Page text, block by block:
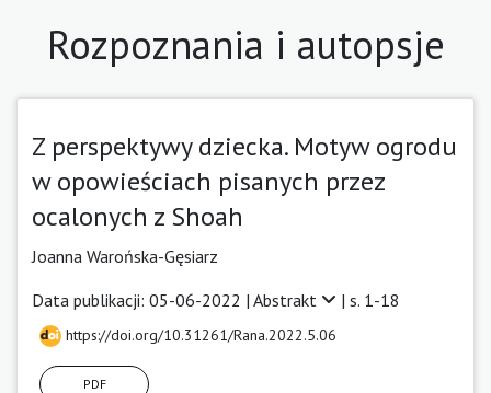
Rozpoznania i autopsje
Z perspektywy dziecka. Motyw ogrodu
w opowieściach pisanych przez
ocalonych z Shoah
Joanna Warońska-Gęsiarz
Data publikacji: 05-06-2022 | Abstrakt | s. 1-18
https://doi.org/10.31261/Rana.2022.5.06
PDF